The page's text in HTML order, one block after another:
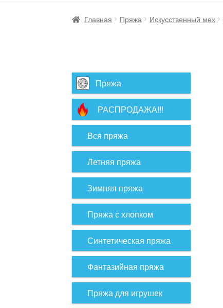
Главная Пряжа Искусственный мех
Пряжа
РАСПРОДАЖА!!!
Вся пряжа
Летняя пряжа
Зимняя пряжа
Пряжа с хлопком
Синтетическая пряжа
Фантазийная пряжа
Пряжа для игрушек